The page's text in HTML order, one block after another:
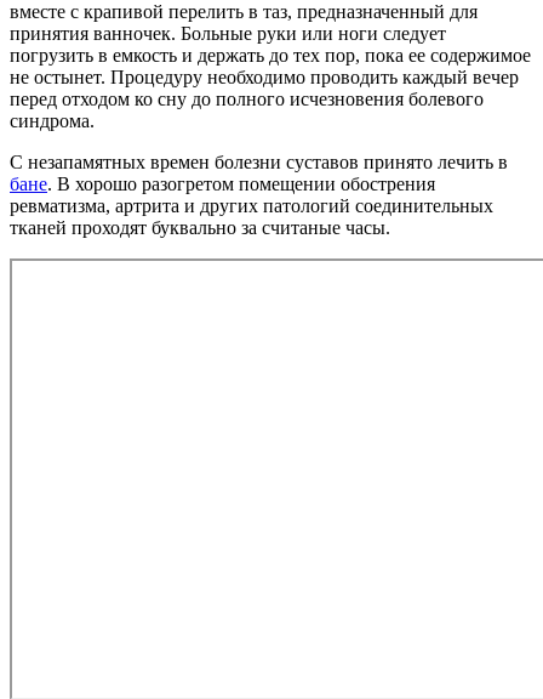
вместе с крапивой перелить в таз, предназначенный для
принятия ванночек. Больные руки или ноги следует
погрузить в емкость и держать до тех пор, пока ее содержимое
не остынет. Процедуру необходимо проводить каждый вечер
перед отходом ко сну до полного исчезновения болевого
синдрома.
С незапамятных времен болезни суставов принято лечить в
бане. В хорошо разогретом помещении обострения
ревматизма, артрита и других патологий соединительных
тканей проходят буквально за считаные часы.